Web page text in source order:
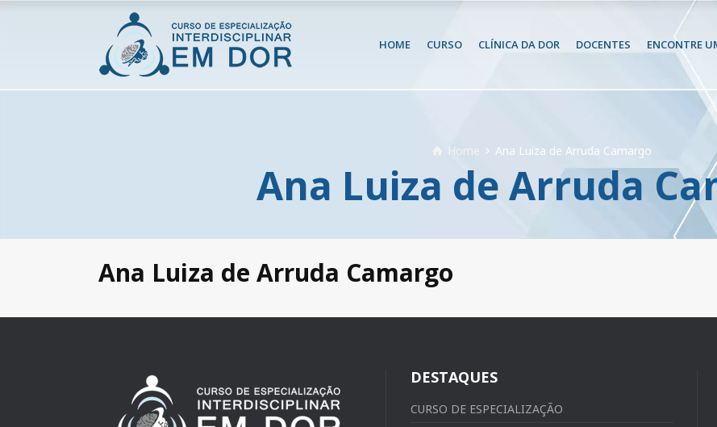
HOME CURSO CLÍNICA DA DOR DOCENTES ENCONTRE
Home Ana Luiza de Arruda Camargo
Ana Luiza de Arruda
Ana Luiza de Arruda Camargo
DESTAQUES
CURSO DE ESPECIALIZAÇÃO